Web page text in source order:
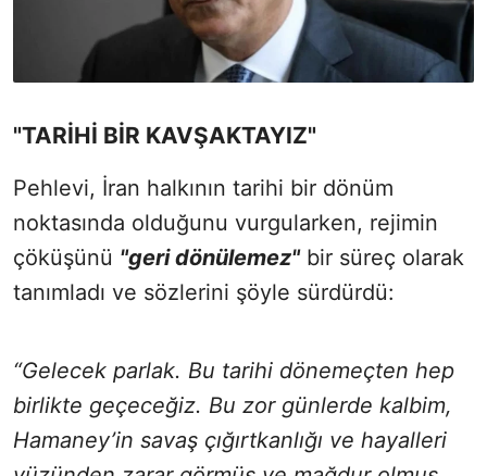
"TARİHİ BİR KAVŞAKTAYIZ"
Pehlevi, İran halkının tarihi bir dönüm
noktasında olduğunu vurgularken, rejimin
çöküşünü "geri dönülemez"bir süreç olarak
tanımladı ve sözlerini şöyle sürdürdü:
“Gelecek parlak. Bu tarihi dönemeçten hep
birlikte geçeceğiz. Bu zor günlerde kalbim,
Hamaney’in savaş çığırtkanlığı ve hayalleri